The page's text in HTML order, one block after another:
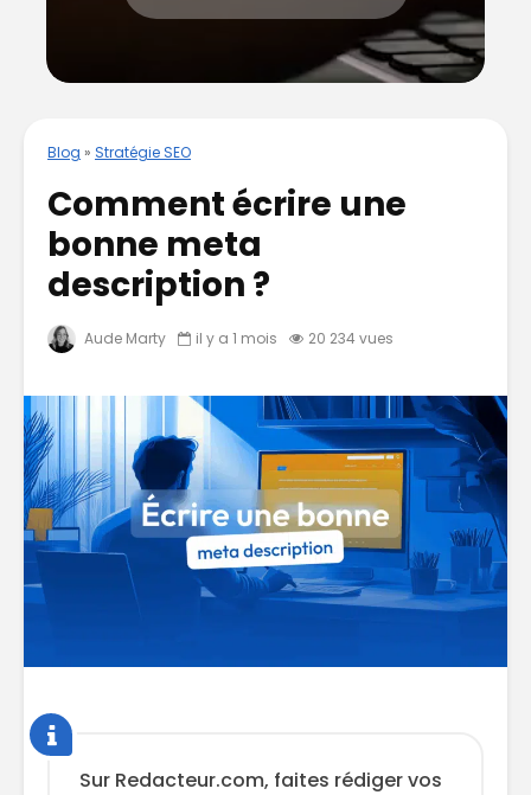
Blog » Stratégie SEO
Comment écrire une
bonne meta
description ?
Aude Marty il y a 1 mois 20 234 vues
Sur Redacteur.com, faites rédiger vos